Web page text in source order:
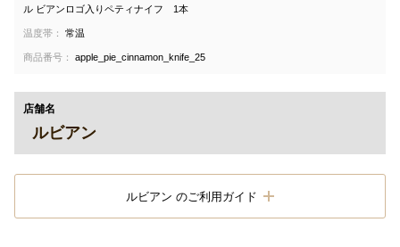
ル ビアンロゴ入りペティナイフ 1本
温度帯： 常温
商品番号： apple_pie_cinnamon_knife_25
店舗名
ルビアン
ルビアン のご利用ガイド